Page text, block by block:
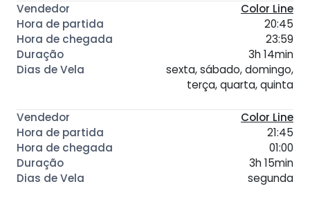
Color Line
20:45
23:59
3h 14min
sexta, sábado, domingo,
terça, quarta, quinta
Color Line
21:45
01:00
3h 15min
segunda